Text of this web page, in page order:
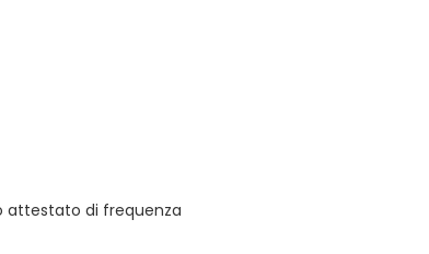
attestato di frequenza